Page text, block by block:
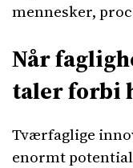
mennesker,
Når
taler forbi
Tværfaglige
enormt